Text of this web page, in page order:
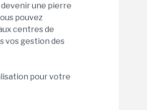
une pierre
pouvez
centres de
vos gestion des
pour votre